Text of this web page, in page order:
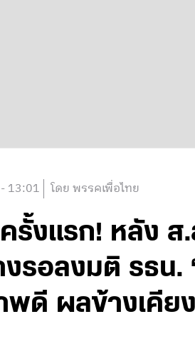
13:01 โดย พรรคเพื่อไทย
ครั้งแรก! หลัง
งรอลงมติ รธน.
ดี ผลข้างเคีย